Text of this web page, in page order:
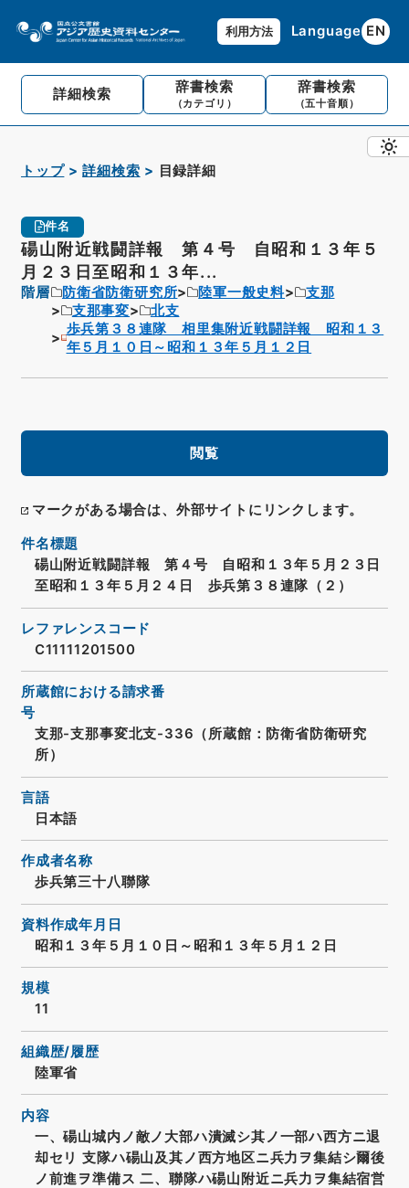
利用方法 Language EN
詳細検索 辞書検索
（カテゴリ）
辞書検索
（五十音順）
トップ 詳細検索 目録詳細
件名
碭山附近戦闘詳報 第４号 自昭和１３年５
月２３日至昭和１３年...
階層 防衛省防衛研究所 陸軍一般史料
支那
支那事変
北支
歩兵第３８連隊 相里集附近戦闘詳報 昭和１３
年５月１０日～昭和１３年５月１２日
閲覧
マークがある場合は、外部サイトにリンクします。
件名標題
碭山附近戦闘詳報 第４号 自昭和１３年５月２３日
至昭和１３年５月２４日 歩兵第３８連隊（２）
レファレンスコード
C11111201500
所蔵館における請求番
号
支那-支那事変北支-336（所蔵館：防衛省防衛研究
所）
言語
日本語
作成者名称
歩兵第三十八聯隊
資料作成年月日
昭和１３年５月１０日～昭和１３年５月１２日
規模
11
組織歴/履歴
陸軍省
内容
一、碭山城内ノ敵ノ大部ハ潰滅シ其ノ一部ハ西方ニ退
却セリ 支隊ハ碭山及其ノ西方地区ニ兵力ヲ集結シ爾後
ノ前進ヲ準備ス 二、聯隊ハ碭山附近ニ兵力ヲ集結宿営